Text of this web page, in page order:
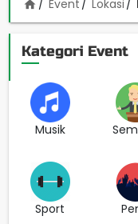
home Event Lokasi
Kategori Event
Musik
Sport